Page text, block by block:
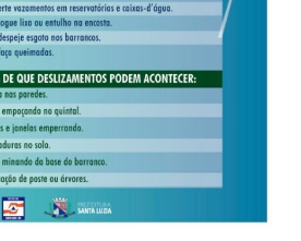
ainda que o mesmo chip
utilizado em sete aparelhos
setembro de 2025 e março de
terminais indica método de
contornar apreensões e controles
a continuidade das
de capitais, foi determinada a
econômicas e financeiras da
estabelecimento e a apreensão
da máquina de urso e de outros
na exploração de jogos de azar.
pela Derf de Rondonópolis teve